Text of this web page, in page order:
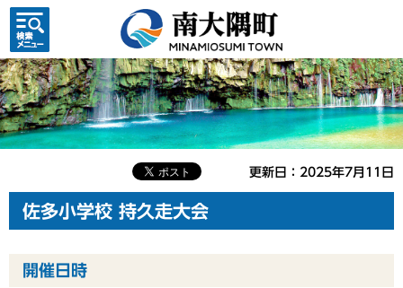
検索・
共通メ
ニュー
更新日：2025年7月11日
佐多小学校 持久走大会
開催日時